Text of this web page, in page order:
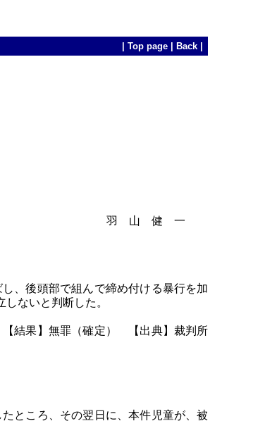
Top page| Back|
羽 山 健 一
、後頭部で組んで締め付ける暴行を加
ないと判断した。
結果】無罪（確定） 【出典】裁判所
ところ、その翌日に、本件児童が、被